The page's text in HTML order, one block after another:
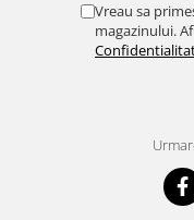
Vreau sa
magazinului.